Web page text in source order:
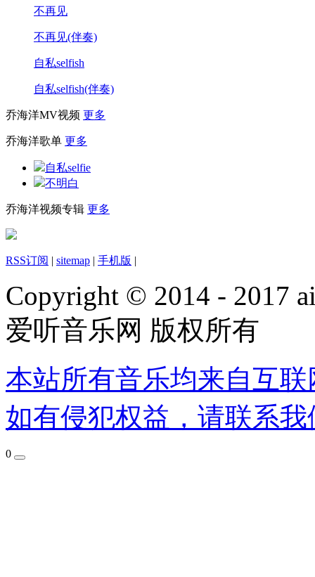
不再见
不再见(伴奏)
自私selfish
自私selfish(伴奏)
乔海洋MV视频 更多
乔海洋歌单 更多
自私selfie
不明白
乔海洋视频专辑 更多
RSS订阅 | sitemap | 手机版 |
Copyright © 2014 - 2017
爱听音乐网 版权所有
本站所有音乐均来自互
如有侵犯权益，请联系
0